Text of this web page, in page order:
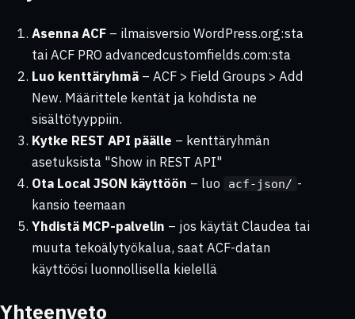
Asenna ACF – ilmaisversio WordPress.org:sta
tai ACF PRO advancedcustomfields.com:sta
Luo kenttäryhmä – ACF > Field Groups > Add
New. Määrittele kentät ja kohdista ne
sisältötyyppiin.
Kytke REST API päälle – kenttäryhmän
asetuksista "Show in REST API"
Ota Local JSON käyttöön – luo acf-json/ -
kansio teemaan
Yhdistä MCP-palvelin – jos käytät Claudea tai
muuta tekoälytyökalua, saat ACF-datan
käyttöösi luonnollisella kielellä
Yhteenveto